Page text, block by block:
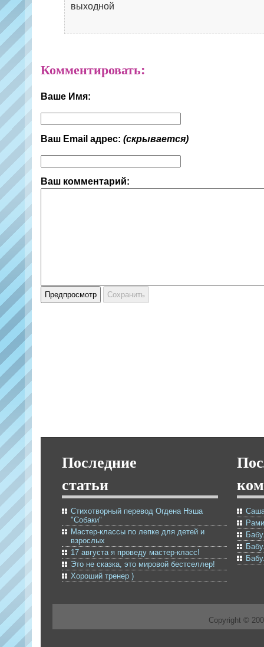
выходной
Комментировать:
Ваше Имя:
Ваш Email адрес: (скрывается)
Ваш комментарий:
Последние
статьи
Стихотворный перевод Огдена Нэша
"Собаки"
Мастер-классы по лепке для детей и
взрослых
17 августа я проведу мастер-класс!
Это не сказка, это мировой бестселлер!
Хороший тренер )
Copyright ©